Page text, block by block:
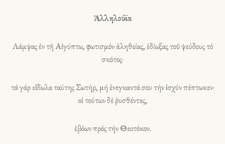
Ἀλληλούϊα
Λάμψας ἐν τῆ Αἰγύπτω, φωτισμόν ἀληθείας, ἐδίωξας τοῦ ψεύδους τό
σκότος·
τά γάρ εἴδωλα ταύτης Σωτήρ, μή ἐνεγκαντά σου τήν ἰσχύν πέπτωκεν·
οἱ τούτων δέ ῥυσθέντες,
ἐβόων πρός τήν Θεοτόκον.